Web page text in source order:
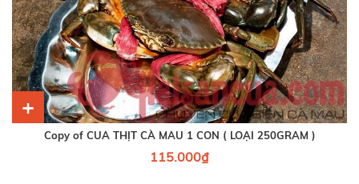
+
Copy of CUA THỊT CÀ MAU 1 CON ( LOẠI 250GRAM )
115.000₫